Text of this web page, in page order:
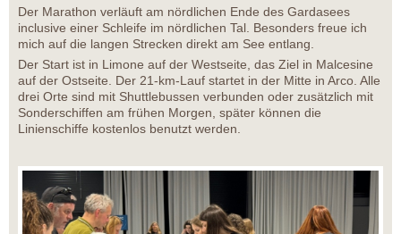
Der Marathon verläuft am nördlichen Ende des Gardasees
inclusive einer Schleife im nördlichen Tal. Besonders freue ich
mich auf die langen Strecken direkt am See entlang.
Der Start ist in Limone auf der Westseite, das Ziel in Malcesine
auf der Ostseite. Der 21-km-Lauf startet in der Mitte in Arco. Alle
drei Orte sind mit Shuttlebussen verbunden oder zusätzlich mit
Sonderschiffen am frühen Morgen, später können die
Linienschiffe kostenlos benutzt werden.